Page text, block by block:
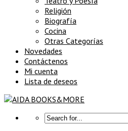
Religión
Biografía
Cocina
Otras Categorías
Novedades
Contáctenos
Mi cuenta
Lista de deseos